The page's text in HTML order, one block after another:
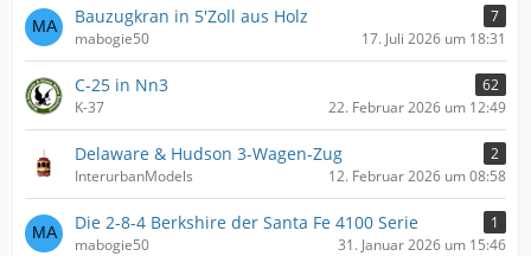
Bauzugkran in 5'Zoll aus Holz
7
mabogie50
17. Juli 2026 um 18:31
C-25 in Nn3
62
K-37
22. Februar 2026 um 12:49
Delaware & Hudson 3-Wagen-Zug
2
InterurbanModels
12. Februar 2026 um 08:58
Die 2-8-4 Berkshire der Santa Fe 4100 Serie
1
mabogie50
31. Januar 2026 um 15:46